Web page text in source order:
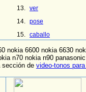
ver
pose
caballo
nokia 6600 nokia 6630
n70 nokia n90
sección de video-tonos